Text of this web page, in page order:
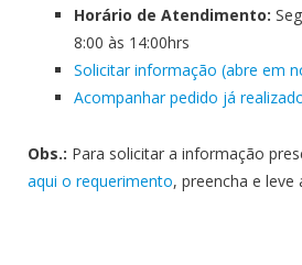
Horário de Atendimento:
8:00 às 14:00hrs
Solicitar informação (abre em
Acompanhar pedido já
Obs.: Para solicitar a informação
aqui o requerimento, preencha e leve